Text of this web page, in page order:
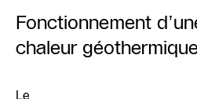
Fonctionnement
chaleur
Le